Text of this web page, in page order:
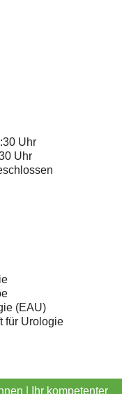
Uhr
Uhr
(EAU)
für Urologie
| Ihr kompetenter